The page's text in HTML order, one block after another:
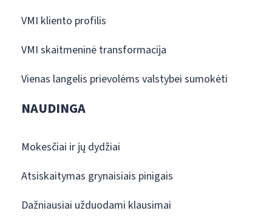
VMI kliento profilis
VMI skaitmeninė transformacija
Vienas langelis prievolėms valstybei sumokėti
NAUDINGA
Mokesčiai ir jų dydžiai
Atsiskaitymas grynaisiais pinigais
Dažniausiai užduodami klausimai